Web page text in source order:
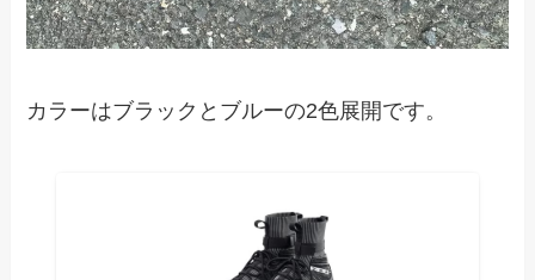
カラーはブラックとブルーの2色展開です。